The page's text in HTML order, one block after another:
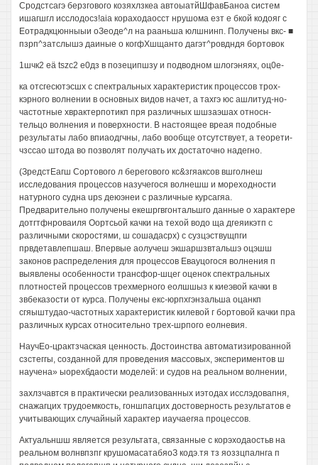
Сродстсагэ берзгового козяхлзкеа автоыатйШфавБаноа систем
ишагшгл исслодосз!aia кораходаосст нрушома езт е бкой кодояг с
Еотрадкцюнныыи оЗеоде^л на рааньша юлшнинп. Получены вкс- ■
пзрп^затслышэ даиные о когфХшщанто дагэт^ровдндя бортовок
1шчк2 eä tszc2 е0дз в позеципшзу и подводном шлогэняях, оц0е-
ка отсгесютэсшх с спектральных характеристик процессов трох-
кэрного волнении в основных видов начет, а тахгэ юс ашлитуд-но-
частотные хврактерпотикп пря различных шшзаэшах относн-
тельцо волнения и поверхности. В настоящее вреая подобные
результаты лабо впиаодгчны, лабо вообще отсутствует, а теорети-
чзссао штода во позволят получать их достаточно надегно.
(ЗредстЕагш Сортового л берегового кс&згяаксов вшголнеш
исследования процессов назучегося волнешш и мореходности
натурного судна ups деюэнеи с различные курсагяа.
Предварительно получены екешргвгонтальшго данные о характере
дотгтфнроваиля Оортсьой качки на техой водо ща дгеяикэтп с
различными скоростями, ш сошадасрх) с сузцэствущпги
првдетавлепшаш. Впервые аолучеш экшаршзвтальшэ оцэшш
законов распределения для процессов Евауцогося волнения п
выявлены особенности трансфор-шцег оценок спектральных
плотностей процессов трехмерного еолшшыз к киеэвой качки в
звбеказости от курса. Получены екс-юрпхгэнзальша оцанкп
сгяыштудао-частотных характеристик килевой г бортовой качки пра
различных курсах относительно трех-шрпого еолневия.
НаучЕо-црактзчаская ценность. Достоинства автоматизированной
сзстеггы, созданной для проведения массовых, экспериментов ш
научена» ыорехбдаости моделей: и судов на реальном волнении,
захлзчавтся в практически реализованных иэтодах исслэдовапня,
снажагцих трудоемкость, гоншпагцих достоверность результатов е
учитывающих случайный характер иаучаегяа процессов.
Актуальншш является результата, связанные с корэходаостьв на
реальном волнвпзпг крушомасатабяоЗ кодэ.тя тз яоззцпалнга п